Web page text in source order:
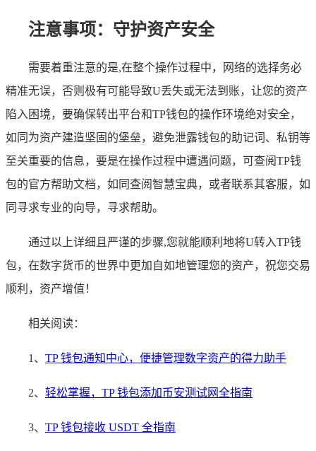
注意事项：守护资产安全
需要着重注意的是,在整个操作过程中，网络的选择务必
精准无误，否则极有可能导致U丢失或无法到账，让您的资产
陷入困境，要确保转出平台和TP钱包的操作环境绝对安全，
如同为资产建造坚固的堡垒，避免泄露钱包的助记词、私钥等
至关重要的信息，要是在操作过程中遭遇问题，可查阅TP钱
包的官方帮助文档，如同查阅智慧宝典，或者联系其客服，如
同寻求专业的向导，寻求帮助。
通过以上详细且严谨的步骤,您就能顺利地将U转入TP钱
包，在数字货币的世界中更加自如地管理您的资产，祝您交易
顺利，资产增值！
相关阅读：
1、 TP 钱包通知中心，便捷管理数字资产的得力助手
2、 轻松掌握，TP 钱包添加币安测试网全指南
3、 TP 钱包接收 USDT 全指南